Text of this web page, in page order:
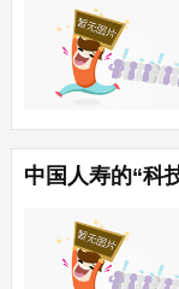
中国人寿的“科